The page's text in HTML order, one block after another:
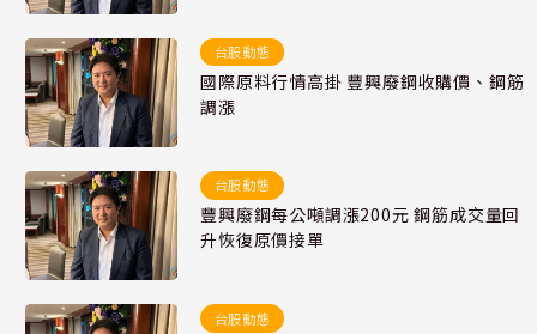
台股動態
國際原料行情高掛 豐興廢鋼收購價、鋼筋
調漲
台股動態
豐興廢鋼每公噸調漲200元 鋼筋成交量回
升恢復原價接單
台股動態